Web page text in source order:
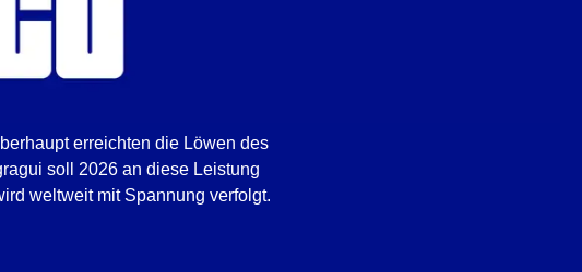
erreichten die Löwen des
soll 2026 an diese Leistung
weltweit mit Spannung verfolgt.